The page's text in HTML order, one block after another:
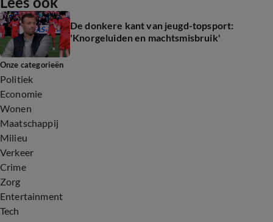
De donkere kant van jeugd-topsport:
'Knorgeluiden en machtsmisbruik'
Onze categorieën
Politiek
Economie
Wonen
Maatschappij
Milieu
Verkeer
Crime
Zorg
Entertainment
Tech